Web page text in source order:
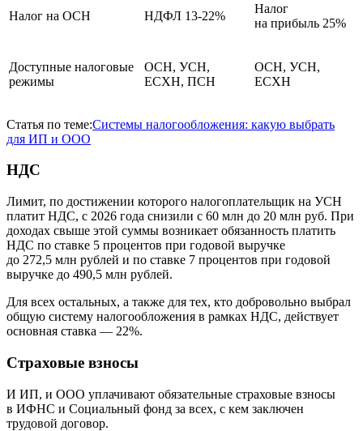
Налог на ОСН НДФЛ 13-22%
Налог
на прибыль 25%
Доступные налоговые
режимы
ОСН, УСН,
ЕСХН, ПСН
ОСН, УСН,
ЕСХН
Статья по теме:Системы налогообложения: какую выбрать
для ИП и ООО
НДС
Лимит, по достижении которого налогоплательщик на УСН
платит НДС, с 2026 года снизили с 60 млн до 20 млн руб. При
доходах свыше этой суммы возникает обязанность платить
НДС по ставке 5 процентов при годовой выручке
до 272,5 млн рублей и по ставке 7 процентов при годовой
выручке до 490,5 млн рублей.
Для всех остальных, а также для тех, кто добровольно выбрал
общую систему налогообложения в рамках НДС, действует
основная ставка — 22%.
Страховые взносы
И ИП, и ООО уплачивают обязательные страховые взносы
в ИФНС и Социальный фонд за всех, с кем заключен
трудовой договор.